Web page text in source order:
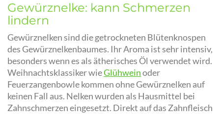
Gewürznelke: kann Schmerzen
lindern
Gewürznelken sind die getrockneten Blütenknospen
des Gewürznelkenbaumes. Ihr Aroma ist sehr intensiv,
besonders wenn es als ätherisches Öl verwendet wird.
Weihnachtsklassiker wieGlühweinoder
Feuerzangenbowle kommen ohne Gewürznelken auf
keinen Fall aus. Nelken wurden als Hausmittel bei
Zahnschmerzen eingesetzt. Direkt auf das Zahnfleisch